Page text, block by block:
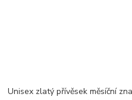
Unisex zlatý přívěsek měsíční